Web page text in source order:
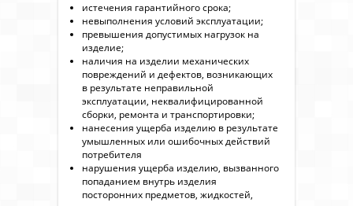
истечения гарантийного срока;
невыполнения условий эксплуатации;
превышения допустимых нагрузок на
изделие;
наличия на изделии механических
повреждений и дефектов, возникающих
в результате неправильной
эксплуатации, неквалифицированной
сборки, ремонта и транспортировки;
нанесения ущерба изделию в результате
умышленных или ошибочных действий
потребителя
нарушения ущерба изделию, вызванного
попаданием внутрь изделия
посторонних предметов, жидкостей,